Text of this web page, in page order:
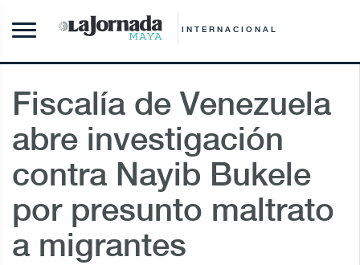
INTERNACIONAL
Fiscalía de Venezuela
abre investigación
contra Nayib Bukele
por presunto maltrato
a migrantes